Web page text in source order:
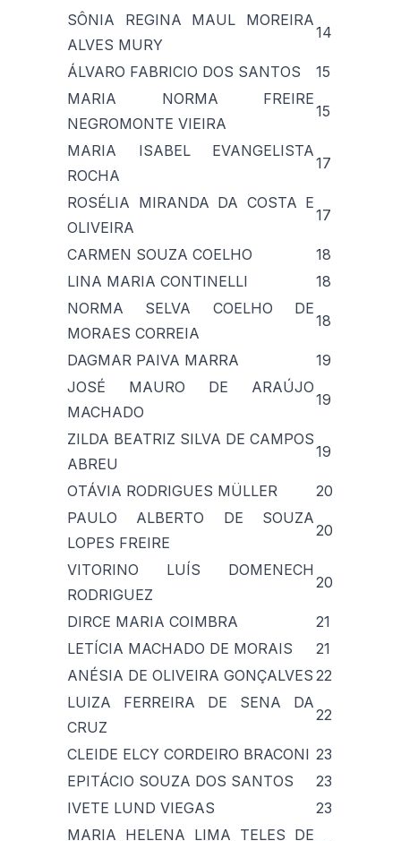
SÔNIA REGINA MAUL MOREIRA
ALVES MURY
14
ÁLVARO FABRICIO DOS SANTOS
15
MARIA NORMA FREIRE
NEGROMONTE VIEIRA
15
MARIA ISABEL EVANGELISTA
ROCHA
17
ROSÉLIA MIRANDA DA COSTA E
OLIVEIRA
17
CARMEN SOUZA COELHO
18
LINA MARIA CONTINELLI
18
NORMA SELVA COELHO DE
MORAES CORREIA
18
DAGMAR PAIVA MARRA
19
JOSÉ MAURO DE ARAÚJO
MACHADO
19
ZILDA BEATRIZ SILVA DE CAMPOS
ABREU
19
OTÁVIA RODRIGUES MÜLLER
20
PAULO ALBERTO DE SOUZA
LOPES FREIRE
20
VITORINO LUÍS DOMENECH
RODRIGUEZ
20
DIRCE MARIA COIMBRA
21
LETÍCIA MACHADO DE MORAIS
21
ANÉSIA DE OLIVEIRA GONÇALVES 22
LUIZA FERREIRA DE SENA DA
CRUZ
22
CLEIDE ELCY CORDEIRO BRACONI 23
EPITÁCIO SOUZA DOS SANTOS
23
IVETE LUND VIEGAS
23
MARIA HELENA LIMA TELES DE